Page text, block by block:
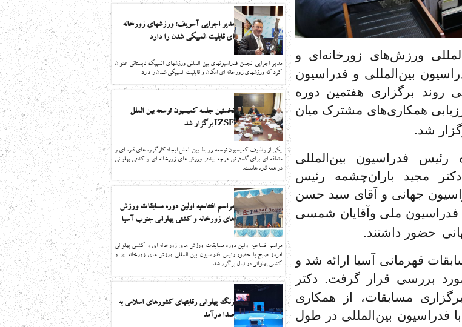
ورزش‌های زورخانه‌ای و
بین‌المللی و فدراسیون
برگزاری هفتمین دوره
همکاری‌های مشترک میان
شد.
فدراسیون بین‌المللی
مجید باران‌چشمه رئیس
جهانی و آقای سید حسن
ملی وآقایان شمسی
حضور داشتند.
قهرمانی آسیا ارائه شد و
بررسی قرار گرفت. دکتر
مسابقات، از همکاری
فدراسیون بین‌المللی در طول
مدیر اجرایی آسویف: ورزشهای زورخانه
ای قابلیت المپیکی شدن را دارد
مدیر اجرایی انجمن فدراسیونهای بین المللی ورزشهای المپیک تابستانی عنوان
کرد که ورزشهای زورخانه ای امکان و قابلیت المپیکی شدن را دارد.
نخستین جلسه کمیسیون توسعه بین الملل
IZSF برگزار شد
یکی از وظایف کمیسیون توسعه روابط بین الملل ایجادکارگروه های قاره ای و
منطقه ای برای گسترش هرچه بیشتر ورزش های زورخانه ای و کشتی پهلوانی
در همه قاره هاست.
مراسم افتتاحیه اولین دوره مسابقات ورزش
های زورخانه و کشتی پهلوانی جنوب آسیا
مراسم افتتاحیه اولین دوره مسابقات ورزش های زورخانه ای و کشتی پهلوانی
امروز صبح با حضور رئیس فدراسیون بین المللی ورزش های زورخانه ای و
کشتی پهلوانی در نپال برگزار شد.
زنگ پهلوانی رقابتهای کشورهای اسلامی به
صدا درآمد